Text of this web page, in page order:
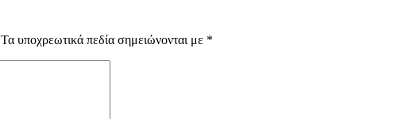
Τα υποχρεωτικά πεδία σημειώνονται με *